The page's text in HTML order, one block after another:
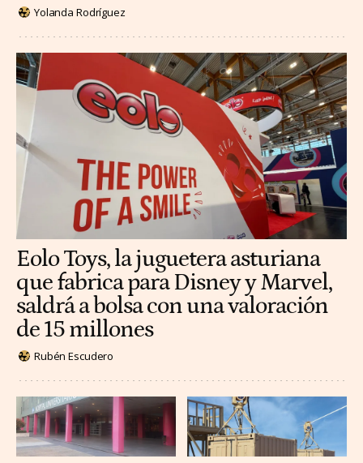
Yolanda Rodríguez
Eolo Toys, la juguetera asturiana
que fabrica para Disney y Marvel,
saldrá a bolsa con una valoración
de 15 millones
Rubén Escudero